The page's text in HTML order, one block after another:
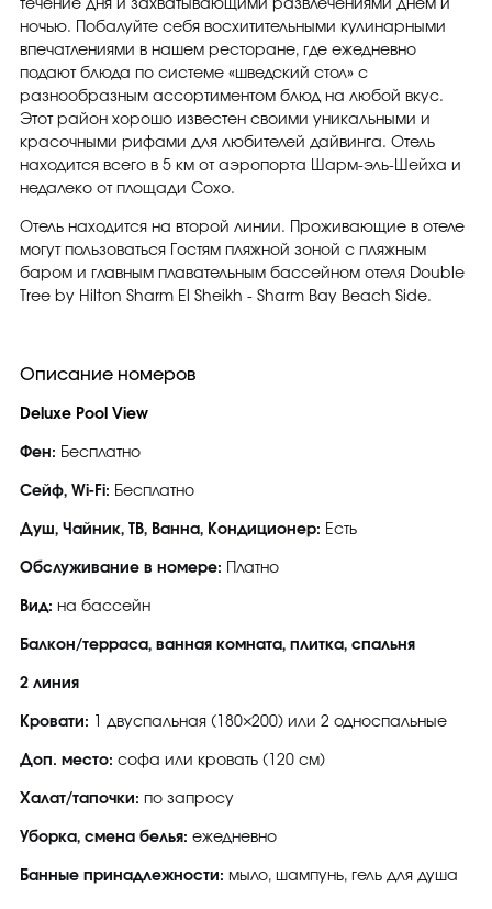
течение дня и захватывающими развлечениями днем ​​и
ночью. Побалуйте себя восхитительными кулинарными
впечатлениями в нашем ресторане, где ежедневно
подают блюда по системе «шведский стол» с
разнообразным ассортиментом блюд на любой вкус.
Этот район хорошо известен своими уникальными и
красочными рифами для любителей дайвинга. Отель
находится всего в 5 км от аэропорта Шарм-эль-Шейха и
недалеко от площади Сохо.
Отель находится на второй линии. Проживающие в отеле
могут пользоваться Гостям пляжной зоной с пляжным
баром и главным плавательным бассейном отеля Double
Tree by Hilton Sharm El Sheikh - Sharm Bay Beach Side.
Описание номеров
Deluxe Pool View
Фен: Бесплатно
Сейф, Wi-Fi: Бесплатно
Душ, Чайник, ТВ, Ванна, Кондиционер: Есть
Обслуживание в номере: Платно
Вид: на бассейн
Балкон/терраса, ванная комната, плитка, спальня
2 линия
Кровати: 1 двуспальная (180×200) или 2 односпальные
Доп. место: софа или кровать (120 см)
Халат/тапочки: по запросу
Уборка, смена белья: ежедневно
Банные принадлежности: мыло, шампунь, гель для душа